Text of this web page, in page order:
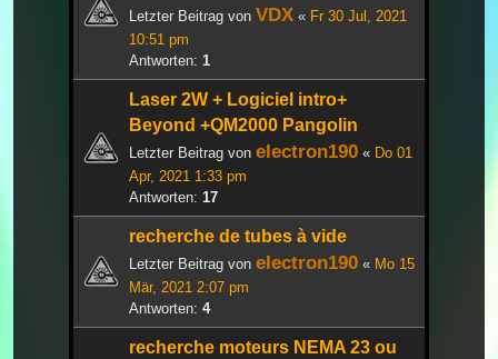
Letzter Beitrag von VDX « Fr 30 Jul, 2021
10:51 pm
Antworten: 1
Laser 2W + Logiciel intro+
Beyond +QM2000 Pangolin
Letzter Beitrag von electron190 « Do 01
Apr, 2021 1:33 pm
Antworten: 17
recherche de tubes à vide
Letzter Beitrag von electron190 « Mo 15
Mär, 2021 2:07 pm
Antworten: 4
recherche moteurs NEMA 23 ou